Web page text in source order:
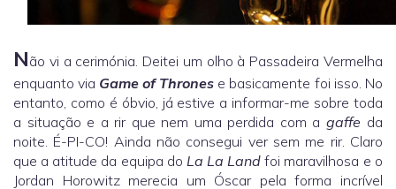
Não vi a cerimónia. Deitei um olho à Passadeira Vermelha
enquanto via Game of Thrones e basicamente foi isso. No
entanto, como é óbvio, já estive a informar-me sobre toda
a situação e a rir que nem uma perdida com a gaffe da
noite. É-PI-CO! Ainda não consegui ver sem me rir. Claro
que a atitude da equipa do La La Land foi maravilhosa e o
Jordan Horowitz merecia um Óscar pela forma incrível